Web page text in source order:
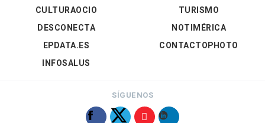
CULTURAOCIO
DESCONECTA
EPDATA.ES
INFOSALUS
TURISMO
NOTIMÉRICA
CONTACTOPHOTO
SÍGUENOS